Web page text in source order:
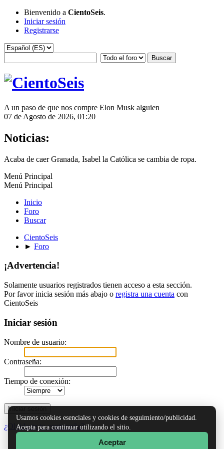
Bienvenido a CientoSeis.
Iniciar sesión
Registrarse
A un paso de que nos compre Elon Musk alguien
07 de Agosto de 2026, 01:20
Noticias:
Acaba de caer Granada, Isabel la Católica se cambia de ropa.
Menú Principal
Menú Principal
Inicio
Foro
Buscar
CientoSeis
► Foro
¡Advertencia!
Solamente usuarios registrados tienen acceso a esta sección.
Por favor inicia sesión más abajo o registra una cuenta con
CientoSeis
Iniciar sesión
Nombre de usuario:
Contraseña:
Tiempo de conexión:
¿Olvidaste tu contraseña?
Usamos cookies esenciales y cookies de seguimiento/publicidad.
Acepta para continuar utilizando el sitio.
Aceptar
Reglas y Términos